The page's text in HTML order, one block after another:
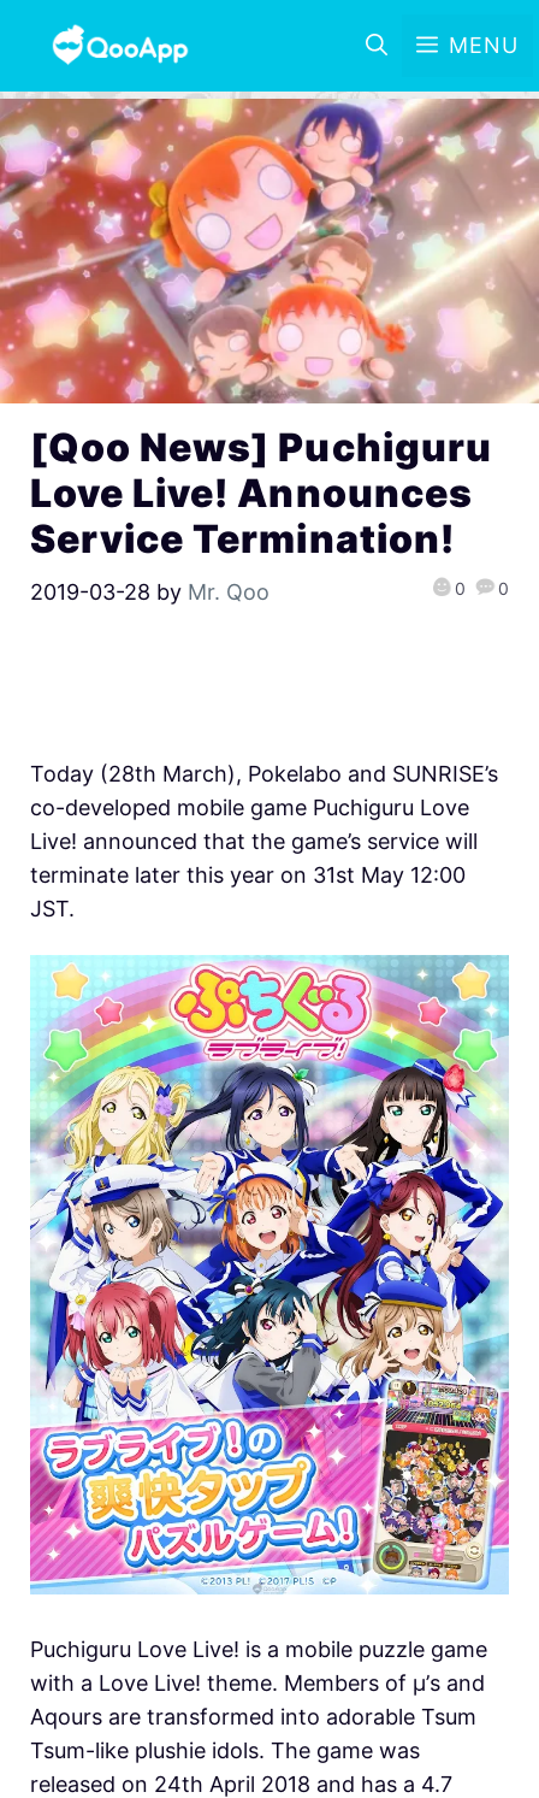
MENU
[Qoo News] Puchiguru
Love Live! Announces
Service Termination!
2019-03-28 by Mr. Qoo 0 0
Today (28th March), Pokelabo and SUNRISE’s
co-developed mobile game Puchiguru Love
Live! announced that the game’s service will
terminate later this year on 31st May 12:00
JST.
Puchiguru Love Live! is a mobile puzzle game
with a Love Live! theme. Members of μ’s and
Aqours are transformed into adorable Tsum
Tsum-like plushie idols. The game was
released on 24th April 2018 and has a 4.7